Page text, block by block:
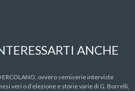
ANCHE
ERCOLANO, ovvero semiserie interviste
veri o d’elezione e storie varie di G. Borrelli,